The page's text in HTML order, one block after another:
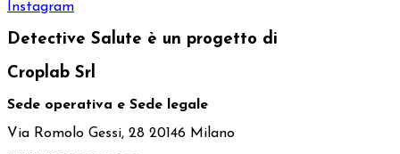
Instagram
Detective Salute è un progetto di
Croplab Srl
Sede operativa e Sede legale
Via Romolo Gessi, 28 20146 Milano